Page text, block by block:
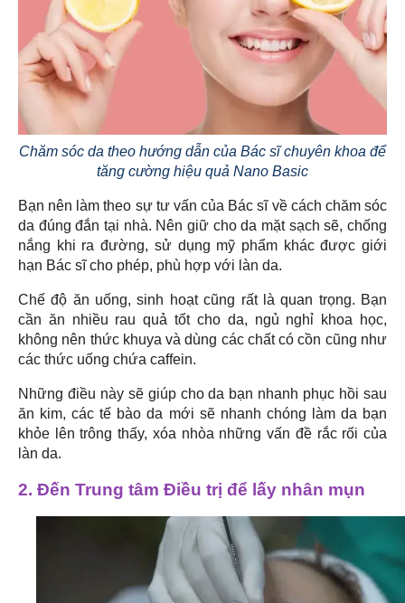
Chăm sóc da theo hướng dẫn của Bác sĩ chuyên khoa để
tăng cường hiệu quả Nano Basic
Bạn nên làm theo sự tư vấn của Bác sĩ về cách chăm sóc
da đúng đắn tại nhà. Nên giữ cho da mặt sạch sẽ, chống
nắng khi ra đường, sử dụng mỹ phẩm khác được giới
hạn Bác sĩ cho phép, phù hợp với làn da.
Chế độ ăn uống, sinh hoạt cũng rất là quan trọng. Bạn
cần ăn nhiều rau quả tốt cho da, ngủ nghỉ khoa học,
không nên thức khuya và dùng các chất có cồn cũng như
các thức uống chứa caffein.
Những điều này sẽ giúp cho da bạn nhanh phục hồi sau
ăn kim, các tế bào da mới sẽ nhanh chóng làm da bạn
khỏe lên trông thấy, xóa nhòa những vấn đề rắc rối của
làn da.
2. Đến Trung tâm Điều trị để lấy nhân mụn